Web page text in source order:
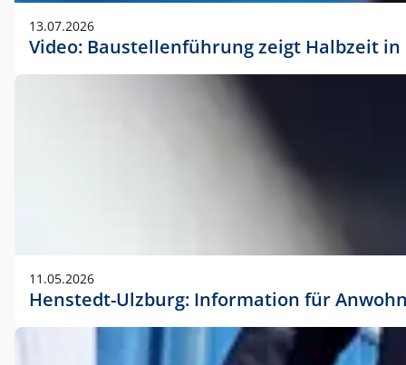
13.07.2026
Video: Baustellenführung zeigt Halbzeit
11.05.2026
Henstedt-Ulzburg: Information für